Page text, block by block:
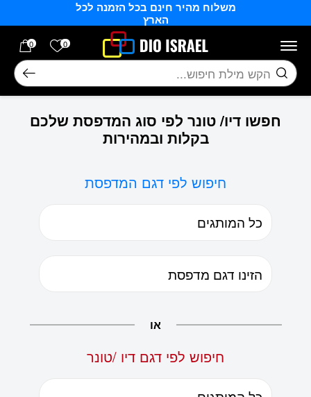
משלוח מהיר חינם בכל הזמנה לכל
הארץ
0 הרשימה
0
חיפוש
חפשו דיו/ טונר לפי סוג המדפסת שלכם
בקלות ובמהירות
חיפוש לפי דגם המדפסת
או
חיפוש לפי דגם דיו /טונר